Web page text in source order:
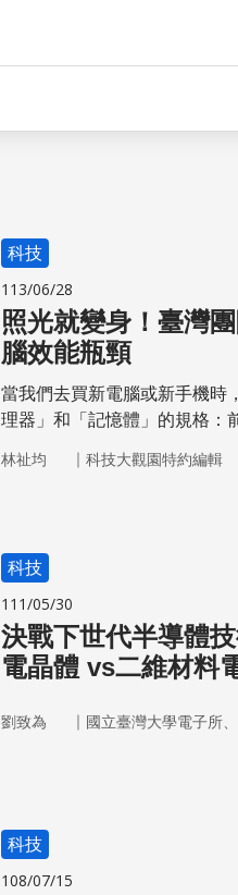
科技
113/06/28
照光就變身！臺灣
腦效能瓶頸
當我們去買新電腦或新手機時
理器」和「記憶體」的規格：
單元成為下一代晶片需要面對
林祉均 ｜ 科技大觀園特約編輯
科技
111/05/30
決戰下世代半導體
電晶體 vs二維材料
劉致為 ｜ 國立臺灣大學電子所
科技
108/07/15